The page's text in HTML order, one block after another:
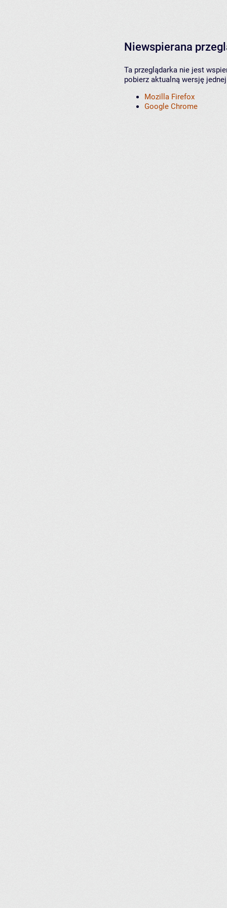
Niewspierana
Ta przeglądarka nie jest
pobierz aktualną wersję
Mozilla Firefox
Google Chrome